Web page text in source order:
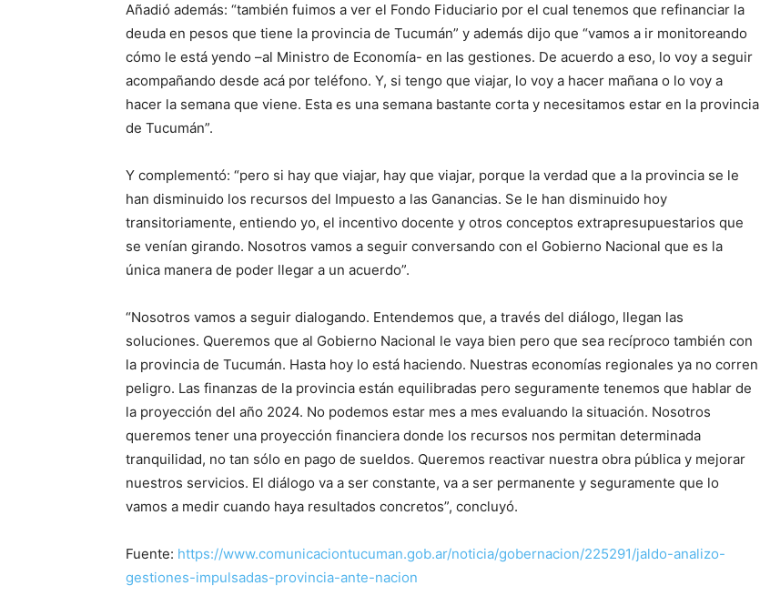
Añadió además: “también fuimos a ver el Fondo Fiduciario por el cual tenemos que refinanciar la
deuda en pesos que tiene la provincia de Tucumán” y además dijo que “vamos a ir monitoreando
cómo le está yendo –al Ministro de Economía- en las gestiones. De acuerdo a eso, lo voy a seguir
acompañando desde acá por teléfono. Y, si tengo que viajar, lo voy a hacer mañana o lo voy a
hacer la semana que viene. Esta es una semana bastante corta y necesitamos estar en la provincia
de Tucumán”.
Y complementó: “pero si hay que viajar, hay que viajar, porque la verdad que a la provincia se le
han disminuido los recursos del Impuesto a las Ganancias. Se le han disminuido hoy
transitoriamente, entiendo yo, el incentivo docente y otros conceptos extrapresupuestarios que
se venían girando. Nosotros vamos a seguir conversando con el Gobierno Nacional que es la
única manera de poder llegar a un acuerdo”.
“Nosotros vamos a seguir dialogando. Entendemos que, a través del diálogo, llegan las
soluciones. Queremos que al Gobierno Nacional le vaya bien pero que sea recíproco también con
la provincia de Tucumán. Hasta hoy lo está haciendo. Nuestras economías regionales ya no corren
peligro. Las finanzas de la provincia están equilibradas pero seguramente tenemos que hablar de
la proyección del año 2024. No podemos estar mes a mes evaluando la situación. Nosotros
queremos tener una proyección financiera donde los recursos nos permitan determinada
tranquilidad, no tan sólo en pago de sueldos. Queremos reactivar nuestra obra pública y mejorar
nuestros servicios. El diálogo va a ser constante, va a ser permanente y seguramente que lo
vamos a medir cuando haya resultados concretos”, concluyó.
Fuente: https://www.comunicaciontucuman.gob.ar/noticia/gobernacion/225291/jaldo-analizo-
gestiones-impulsadas-provincia-ante-nacion